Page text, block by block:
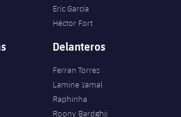
Eric García
Héctor Fort
Delanteros
Ferran Torres
Lamine Yamal
Raphinha
Roony Bardghji